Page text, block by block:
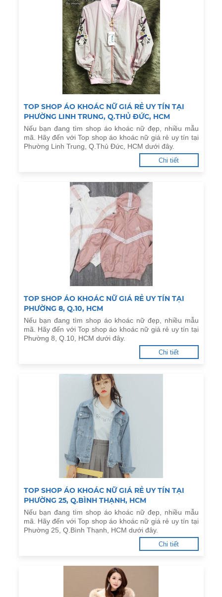
TOP SHOP ÁO KHOÁC NỮ GIÁ RẺ UY TÍN TẠI
PHƯỜNG LINH TRUNG, Q.THỦ ĐỨC, HCM
Nếu bạn đang tìm shop áo khoác nữ đẹp, nhiều mẫu
mã. Hãy đến với Top shop áo khoác nữ giá rẻ uy tín tại
Phường Linh Trung, Q.Thủ Đức, HCM dưới đây.
Chi tiết
TOP SHOP ÁO KHOÁC NỮ GIÁ RẺ UY TÍN TẠI
PHƯỜNG 8, Q.10, HCM
Nếu bạn đang tìm shop áo khoác nữ đẹp, nhiều mẫu
mã. Hãy đến với Top shop áo khoác nữ giá rẻ uy tín tại
Phường 8, Q.10, HCM dưới đây.
Chi tiết
TOP SHOP ÁO KHOÁC NỮ GIÁ RẺ UY TÍN TẠI
PHƯỜNG 25, Q.BÌNH THẠNH, HCM
Nếu bạn đang tìm shop áo khoác nữ đẹp, nhiều mẫu
mã. Hãy đến với Top shop áo khoác nữ giá rẻ uy tín tại
Phường 25, Q.Bình Thạnh, HCM dưới đây.
Chi tiết